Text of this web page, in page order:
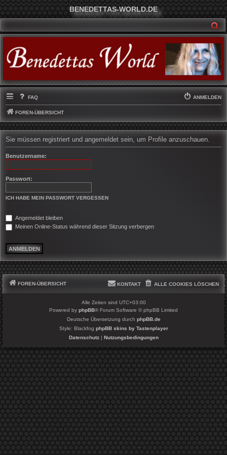
BENEDETTAS-WORLD.DE
FAQ ANMELDEN
FOREN-ÜBERSICHT
Sie müssen registriert und angemeldet sein, um Profile anzuschauen.
Benutzername:
Passwort:
ICH HABE MEIN PASSWORT VERGESSEN
Angemeldet bleiben
Meinen Online-Status während dieser Sitzung verbergen
FOREN-ÜBERSICHT ALLE COOKIES LÖSCHEN
KONTAKT
Alle Zeiten sind UTC+03:00
Powered by phpBB® Forum Software © phpBB Limited
Deutsche Übersetzung durch phpBB.de
Style: Blackfog phpBB skins by Tastenplayer
Datenschutz| Nutzungsbedingungen